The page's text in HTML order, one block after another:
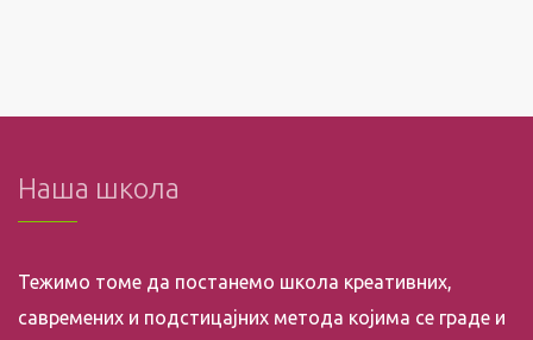
Наша школа
Тежимо томе да постанемо школа креативних,
савремених и подстицајних метода којима се граде и